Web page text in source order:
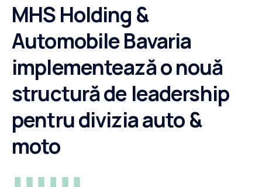
MHS Holding &
Automobile Bavaria
implementează o nouă
structură de leadership
pentru divizia auto &
moto